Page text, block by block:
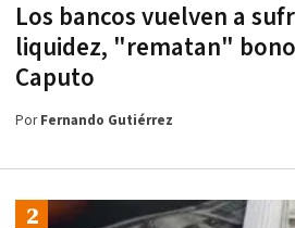
Los bancos vuelven a
liquidez, "rematan"
Caputo
PorFernando Gutiérrez